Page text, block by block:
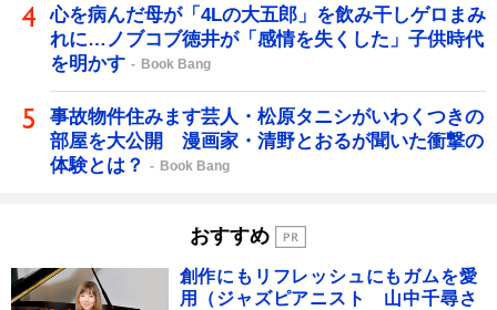
心を病んだ母が「4Lの大五郎」を飲み干しゲロまみ
れに…ノブコブ徳井が「感情を失くした」子供時代
を明かす
Book Bang
事故物件住みます芸人・松原タニシがいわくつきの
部屋を大公開 漫画家・清野とおるが聞いた衝撃の
体験とは？
Book Bang
おすすめ
創作にもリフレッシュにもガムを愛
用（ジャズピアニスト 山中千尋さ